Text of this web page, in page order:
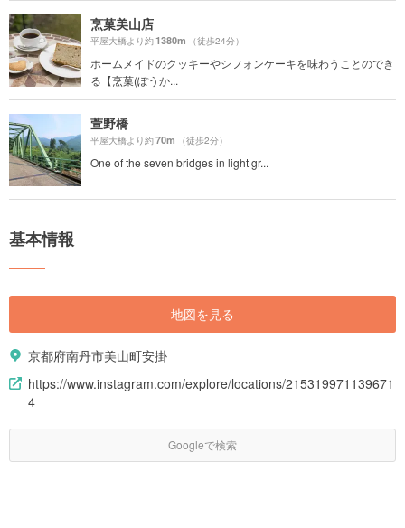
烹菓美山店
平屋大橋より約1380m （徒歩24分）
ホームメイドのクッキーやシフォンケーキを味わうことのでき
る【烹菓(ぽうか...
萱野橋
平屋大橋より約70m （徒歩2分）
One of the seven bridges in light gr...
基本情報
地図を見る
京都府南丹市美山町安掛
https://www.instagram.com/explore/locations/215319971139671
4
Googleで検索